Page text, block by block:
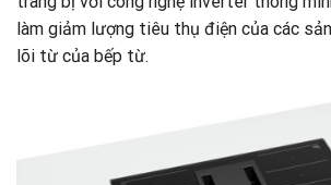
làm giảm lượng tiêu thụ điện của các
lõi từ của bếp từ.